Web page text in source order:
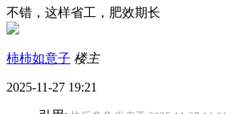
不错，这样省工，肥效期长
柿柿如意子 楼主
2025-11-27 19:21